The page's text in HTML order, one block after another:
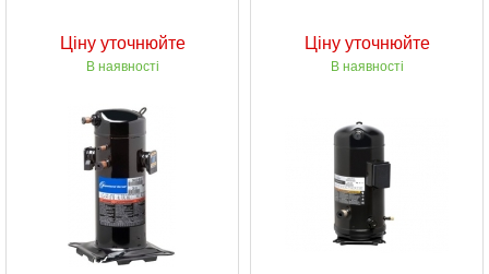
Ціну уточнюйте
В наявності
Ціну уточнюйте
В наявності